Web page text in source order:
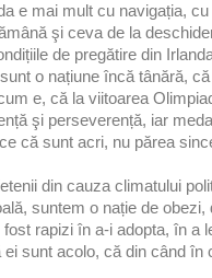
e mai mult cu navigația,
şi ceva de la
de pregătire din
o națiune încă tânără,
e, că la viitoarea
şi perseverență, iar
că sunt acri, nu părea
din cauza climatului
suntem o nație de
rapizi în a-i adopta, în a
sunt acolo, că din când